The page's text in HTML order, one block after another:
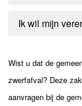
Ik wil mijn
Wist u dat de
zwerfafval? Deze
aanvragen bij de